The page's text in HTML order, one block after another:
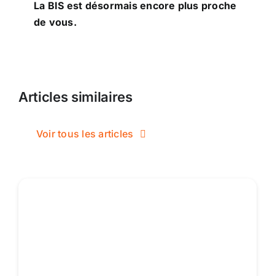
La BIS est désormais encore plus proche
de vous.
Articles similaires
Voir tous les articles